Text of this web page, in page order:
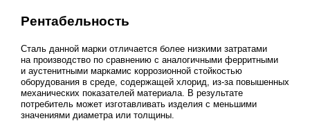
Рентабельность
Сталь данной марки отличается более низкими затратами
на производство по сравнению с аналогичными ферритными
и аустенитными маркамис коррозионной стойкостью
оборудования в среде, содержащей хлорид, из-за повышенных
механических показателей материала. В результате
потребитель может изготавливать изделия с меньшими
значениями диаметра или толщины.